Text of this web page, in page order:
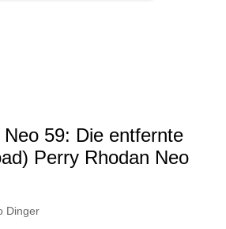
59: Die entfernte
Perry Rhodan Neo
Dinger